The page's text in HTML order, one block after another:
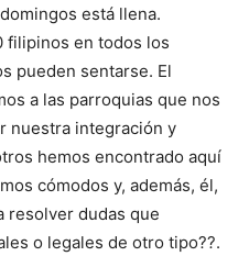
está llena.
filipinos en todos los
pueden sentarse. El
a las parroquias que nos
nuestra integración y
hemos encontrado aquí
cómodos y, además, él,
resolver dudas que
o legales de otro tipo??.